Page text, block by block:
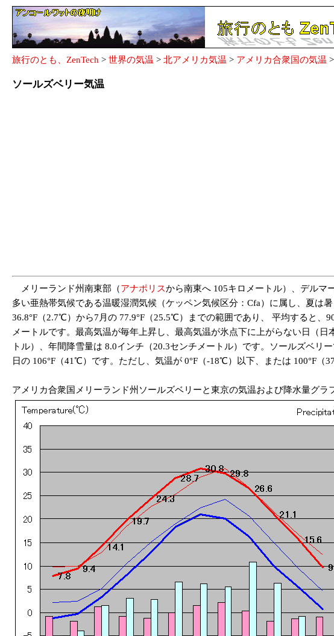
旅行のとも、ZenTech > 世界の気温 > 北アメリカ気温 > アメリカ合衆国の気温 >
ソールズベリー気温
メリーランド州南東部（アナポリスから南東へ 105キロメートル）、デルマ
多い亜熱帯気候である温暖湿潤気候（ケッペン気候区分：Cfa）に属し、夏は
36.8°F（2.7℃）から7月の 77.9°F（25.5℃）までの範囲であり、 平均すると
メートルです。最高気温が毎年上昇し、最高気温が氷点下に上がらない日（
トル）、年間降雪量は 8.0インチ（20.3センチメートル）です。ソールズベリ
日の 106°F（41℃）です。ただし、気温が 0°F（-18℃）以下、または 100°F
アメリカ合衆国メリーランド州ソールズベリーと東京の気温および降水量グラ